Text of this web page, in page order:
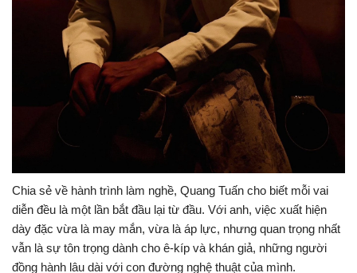
Chia sẻ về hành trình làm nghề, Quang Tuấn cho biết mỗi vai
diễn đều là một lần bắt đầu lại từ đầu. Với anh, việc xuất hiện
dày đặc vừa là may mắn, vừa là áp lực, nhưng quan trọng nhất
vẫn là sự tôn trọng dành cho ê-kíp và khán giả, những người
đồng hành lâu dài với con đường nghệ thuật của mình.